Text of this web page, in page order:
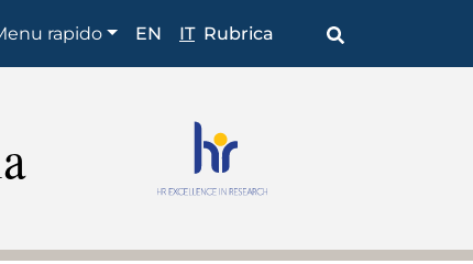
rapido EN IT Rubrica